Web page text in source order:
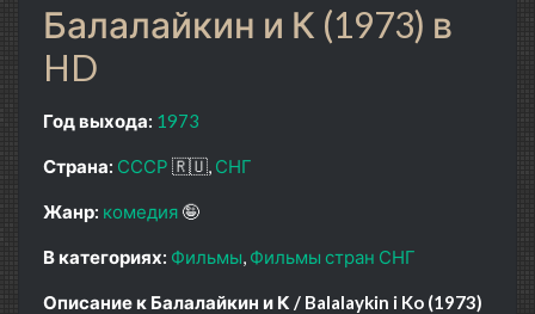
Балалайкин и К (1973) в
HD
Год выхода: 1973
Страна: СССР 🇷🇺 СНГ
Жанр: комедия 🤪
В категориях: Фильмы Фильмы стран СНГ
Описание к Балалайкин и К / Balalaykin i Ko (1973)